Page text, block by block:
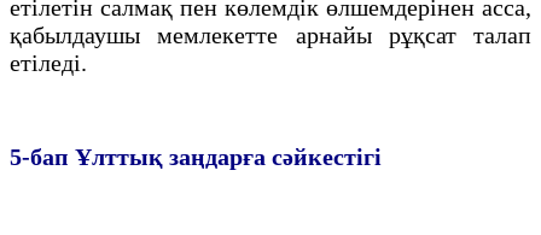
етiлетін салмақ пен көлемдік өлшемдерiнен acca,
қабылдаушы мемлекетте арнайы рұқсат талап
етiледi.
5-бап Ұлттық заңдарға сәйкестігі